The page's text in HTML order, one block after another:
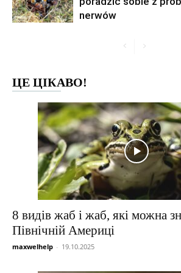
nerwów
ЦЕ ЦІКАВО!
8 видів жаб і жаб, які можна
Північній Америці
maxwelhelp - 19.10.2025